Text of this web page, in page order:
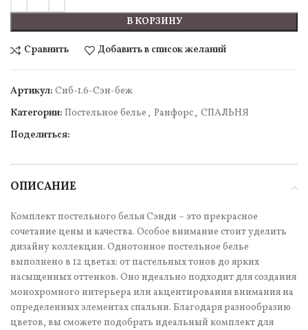
В КОРЗИНУ
Сравнить Добавить в список желаний
Артикул: Сиб-1.6-Сэн-беж
Категории: Постельное белье , Ранфорс, СПАЛЬНЯ
Поделиться:
ОПИСАНИЕ
Комплект постельного белья Сэнди – это прекрасное
сочетание цены и качества. Особое внимание стоит уделить
дизайну коллекции. Однотонное постельное белье
выполнено в 12 цветах: от пастельных тонов до ярких
насыщенных оттенков. Оно идеально подходит для создания
монохромного интерьера или акцентирования внимания на
определенных элементах спальни. Благодаря разнообразию
цветов, вы сможете подобрать идеальный комплект для